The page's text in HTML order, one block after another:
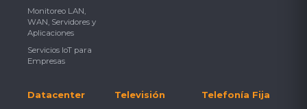
Monitoreo LAN,
WAN, Servidores y
Aplicaciones
Servicios IoT para
Empresas
Datacenter Televisión Telefonía Fija